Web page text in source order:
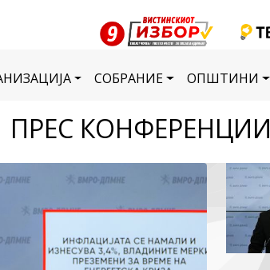
СОБРАНИЕ ОПШТИНИ
ПРЕС КОНФЕРЕНЦИИ